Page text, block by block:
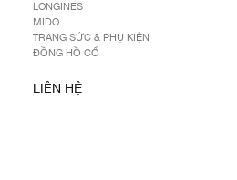
LONGINES
MIDO
TRANG SỨC & PHỤ KIỆN
ĐỒNG HỒ CỔ
LIÊN HỆ